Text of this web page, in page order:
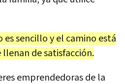
sencillo y el camino está
de satisfacción.
emprendedoras de la